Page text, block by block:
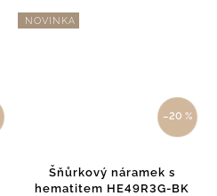
NOVINKA
–20 %
Šňůrkový náramek s
hematitem HE49R3G-BK